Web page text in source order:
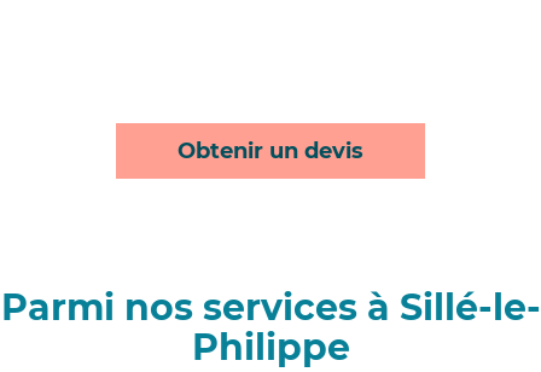
Obtenir un devis
Parmi nos services à Sillé-le-
Philippe